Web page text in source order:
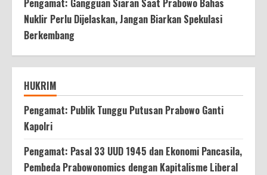
Pengamat: Gangguan Siaran Saat Prabowo Bahas
Nuklir Perlu Dijelaskan, Jangan Biarkan Spekulasi
Berkembang
HUKRIM
Pengamat: Publik Tunggu Putusan Prabowo Ganti
Kapolri
Pengamat: Pasal 33 UUD 1945 dan Ekonomi Pancasila,
Pembeda Prabowonomics dengan Kapitalisme Liberal